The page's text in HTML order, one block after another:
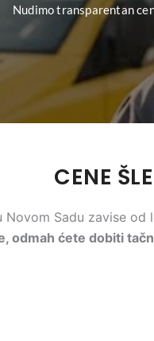
Nudimo transparentan
CENE
Novom Sadu zavise
odmah ćete dobiti